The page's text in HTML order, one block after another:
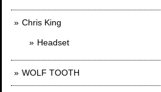
Chris King
Headset
WOLF TOOTH